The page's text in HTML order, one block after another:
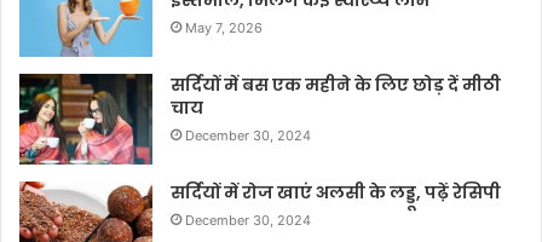
May 7, 2026
सर्दियों में बस एक महीने के लिए छोड़ दें मीठी
चाय
December 30, 2024
सर्दियों में रोज खाएं अलसी के लड्डू, पढ़ें रेसिपी
December 30, 2024